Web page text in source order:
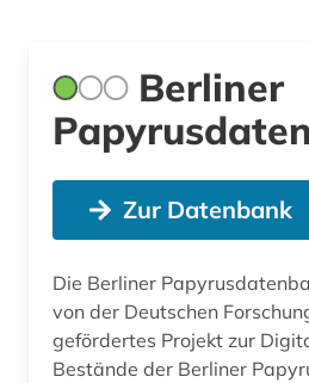
Berliner
Zur Datenbank
Die Berliner
von der Deutschen
gefördertes Projekt zur
Bestände der Berliner